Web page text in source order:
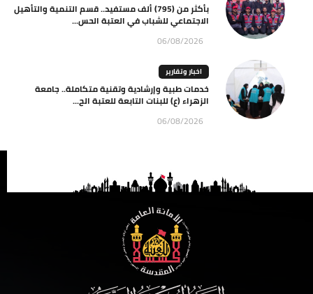
بأكثر من (795) ألف مستفيد.. قسم التنمية والتأهيل
الاجتماعي للشباب في العتبة الحس...
06/08/2026
اخبار وتقارير
خدمات طبية وإرشادية وتقنية متكاملة.. جامعة
الزهراء (ع) للبنات التابعة للعتبة الح...
06/08/2026